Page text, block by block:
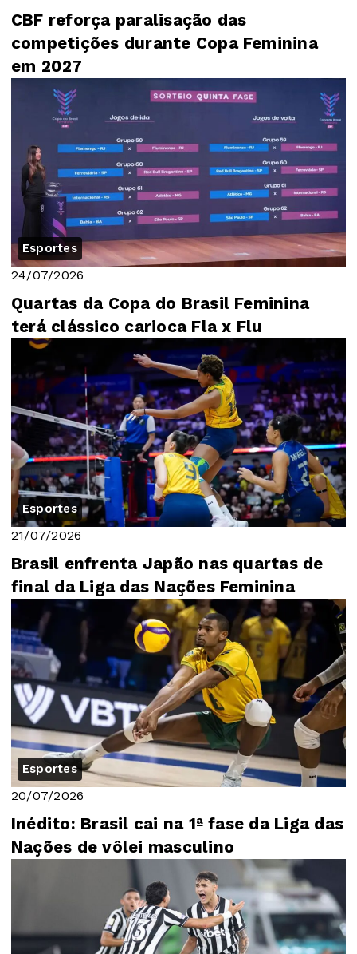
CBF reforça paralisação das
competições durante Copa Feminina
em 2027
Esportes
24/07/2026
Quartas da Copa do Brasil Feminina
terá clássico carioca Fla x Flu
Esportes
21/07/2026
Brasil enfrenta Japão nas quartas de
final da Liga das Nações Feminina
Esportes
20/07/2026
Inédito: Brasil cai na 1ª fase da Liga das
Nações de vôlei masculino